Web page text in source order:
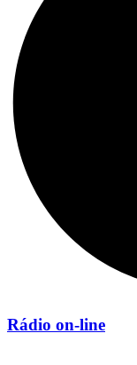
Rádio on-line